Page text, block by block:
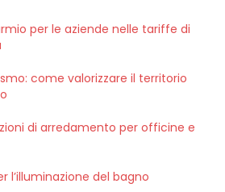
per le aziende nelle tariffe di
come valorizzare il territorio
di arredamento per officine e
l’illuminazione del bagno